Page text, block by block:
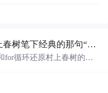
如何使用Python还原村上春树笔下经典的那句“我爱你像爱春天的小熊”
for循环还原村上春树的经
了一幅深情的画面，描绘